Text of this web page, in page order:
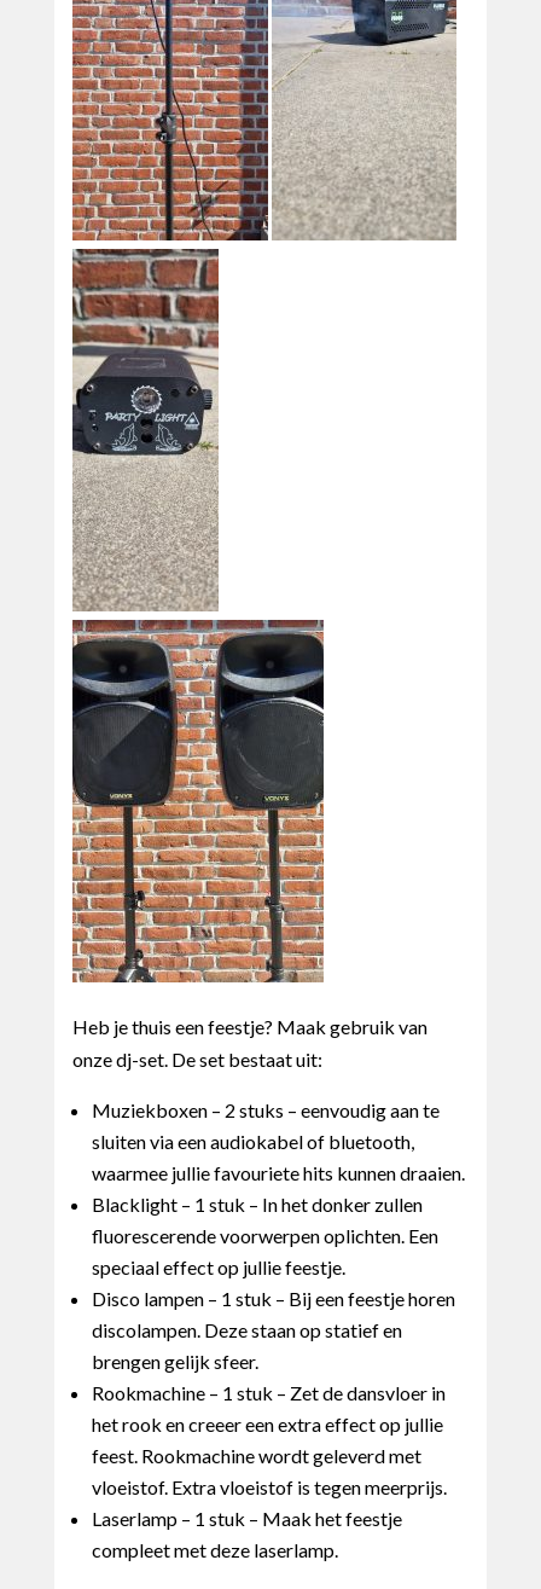
Heb je thuis een feestje? Maak gebruik van
onze dj-set. De set bestaat uit:
Muziekboxen – 2 stuks – eenvoudig aan te
sluiten via een audiokabel of bluetooth,
waarmee jullie favouriete hits kunnen draaien.
Blacklight – 1 stuk – In het donker zullen
fluorescerende voorwerpen oplichten. Een
speciaal effect op jullie feestje.
Disco lampen – 1 stuk – Bij een feestje horen
discolampen. Deze staan op statief en
brengen gelijk sfeer.
Rookmachine – 1 stuk – Zet de dansvloer in
het rook en creeer een extra effect op jullie
feest. Rookmachine wordt geleverd met
vloeistof. Extra vloeistof is tegen meerprijs.
Laserlamp – 1 stuk – Maak het feestje
compleet met deze laserlamp.